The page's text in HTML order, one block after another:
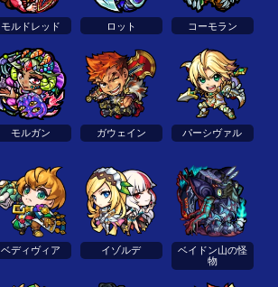
モルドレッド ロット コーモラン
モルガン ガウェイン パーシヴァル
ベディヴィア イゾルデ
ベイドン山の怪
物